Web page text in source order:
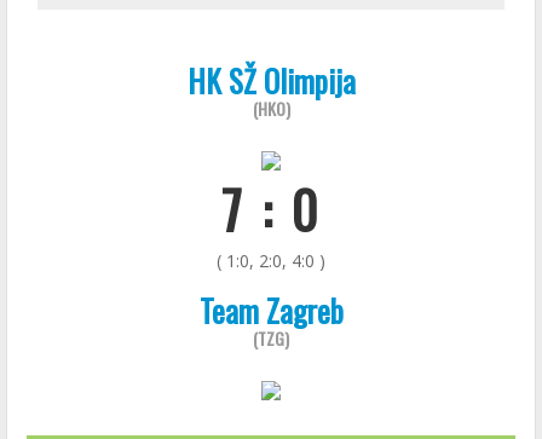
HK SŽ Olimpija
(HKO)
7 : 0
( 1:0, 2:0, 4:0 )
Team Zagreb
(TZG)